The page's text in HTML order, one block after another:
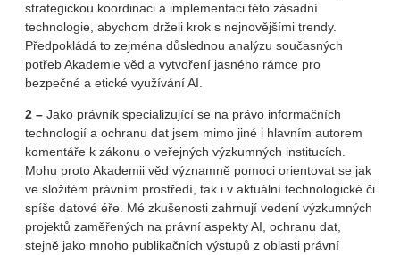
strategickou koordinaci a implementaci této zásadní
technologie, abychom drželi krok s nejnovějšími trendy.
Předpokládá to zejména důslednou analýzu současných
potřeb Akademie věd a vytvoření jasného rámce pro
bezpečné a etické využívání AI.
2 – Jako právník specializující se na právo informačních
technologií a ochranu dat jsem mimo jiné i hlavním autorem
komentáře k zákonu o veřejných výzkumných institucích.
Mohu proto Akademii věd významně pomoci orientovat se jak
ve složitém právním prostředí, tak i v aktuální technologické či
spíše datové éře. Mé zkušenosti zahrnují vedení výzkumných
projektů zaměřených na právní aspekty AI, ochranu dat,
stejně jako mnoho publikačních výstupů z oblasti právní